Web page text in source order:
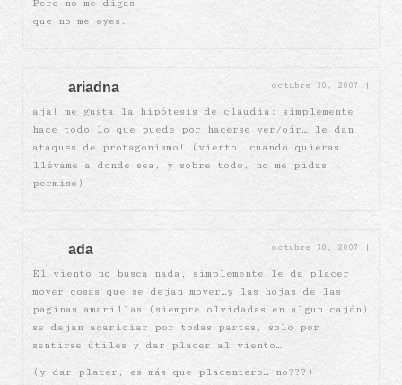
Pero no me digas
que no me oyes.
ariadna octubre 30, 2007 |
aja! me gusta la hipótesis de claudia: simplemente
hace todo lo que puede por hacerse ver/oír… le dan
ataques de protagonismo! (viento, cuando quieras
llévame a donde sea, y sobre todo, no me pidas
permiso)
ada octubre 30, 2007 |
El viento no busca nada, simplemente le da placer
mover cosas que se dejan mover…y las hojas de las
paginas amarillas (siempre olvidadas en algun cajón)
se dejan acariciar por todas partes, solo por
sentirse útiles y dar placer al viento…
(y dar placer, es más que placentero… no???)